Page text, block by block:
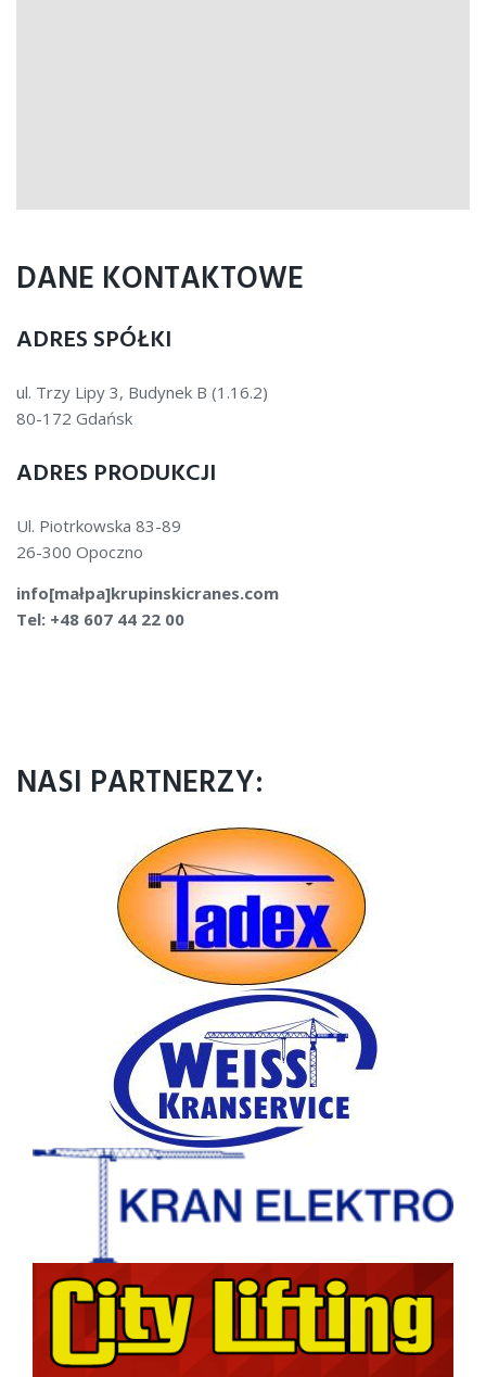
DANE KONTAKTOWE
ADRES SPÓŁKI
ul. Trzy Lipy 3, Budynek B (1.16.2)
80-172 Gdańsk
ADRES PRODUKCJI
Ul. Piotrkowska 83-89
26-300 Opoczno
info[małpa]krupinskicranes.com
Tel: +48 607 44 22 00
NASI PARTNERZY: